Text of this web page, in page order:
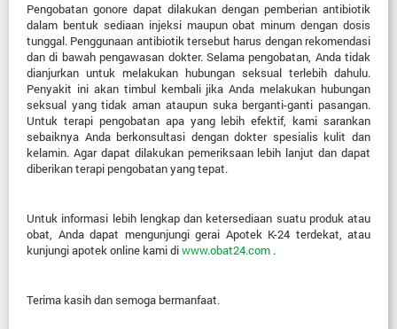
Pengobatan gonore dapat dilakukan dengan pemberian antibiotik
dalam bentuk sediaan injeksi maupun obat minum dengan dosis
tunggal. Penggunaan antibiotik tersebut harus dengan rekomendasi
dan di bawah pengawasan dokter. Selama pengobatan, Anda tidak
dianjurkan untuk melakukan hubungan seksual terlebih dahulu.
Penyakit ini akan timbul kembali jika Anda melakukan hubungan
seksual yang tidak aman ataupun suka berganti-ganti pasangan.
Untuk terapi pengobatan apa yang lebih efektif, kami sarankan
sebaiknya Anda berkonsultasi dengan dokter spesialis kulit dan
kelamin. Agar dapat dilakukan pemeriksaan lebih lanjut dan dapat
diberikan terapi pengobatan yang tepat.
Untuk informasi lebih lengkap dan ketersediaan suatu produk atau
obat, Anda dapat mengunjungi gerai Apotek K-24 terdekat, atau
kunjungi apotek online kami diwww.obat24.com .
Terima kasih dan semoga bermanfaat.